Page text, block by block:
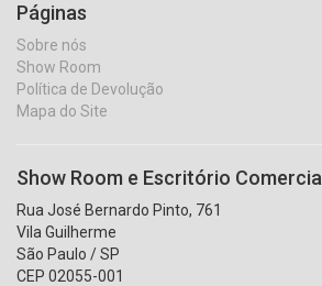
Páginas
Sobre nós
Show Room
Política de Devolução
Mapa do Site
Show Room e Escritório Comercial
Rua José Bernardo Pinto, 761
Vila Guilherme
São Paulo / SP
CEP 02055-001